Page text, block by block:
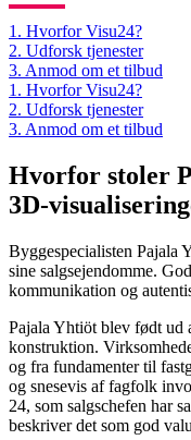
1. Hvorfor Visu24?
2. Udforsk tjenester
3. Anmod om et tilbud
1. Hvorfor Visu24?
2. Udforsk tjenester
3. Anmod om et tilbud
Hvorfor stoler
3D-
Byggespecialisten Pajala
sine salgsejendomme.
kommunikation og
Pajala Yhtiöt blev født ud
konstruktion.
og fra fundamenter til
og snesevis af fagfolk
24, som salgschefen har
beskriver det som god